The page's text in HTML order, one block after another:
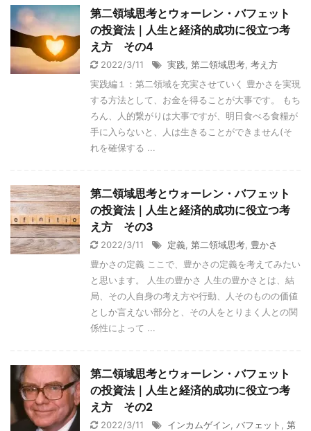
第二領域思考とウォーレン・バフェット
の投資法｜人生と経済的成功に役立つ考
え方 その4
2022/3/11 実践 第二領域思考 考え方
実践編１：第二領域を充実させていく 豊かさを実現
する方法として、お金を得ることが大事です。 もち
ろん、人的繋がりは大事ですが、明日食べる食糧が
手に入らないと、人は生きることができません(そ
れを確保する ...
第二領域思考とウォーレン・バフェット
の投資法｜人生と経済的成功に役立つ考
え方 その3
2022/3/11 定義 第二領域思考 豊かさ
豊かさの定義 ここで、豊かさの定義を考えてみたい
と思います。 人生の豊かさ 人生の豊かさとは、結
局、その人自身の考え方や行動、人そのものの価値
としか言えない部分と、その人をとりまく人との関
係性によって ...
第二領域思考とウォーレン・バフェット
の投資法｜人生と経済的成功に役立つ考
え方 その2
2022/3/11 インカムゲイン バフェット
第